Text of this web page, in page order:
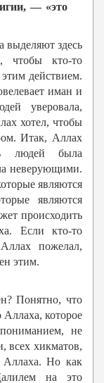
— «это
выделяют здесь
чтобы кто-то
действием.
иман и
уверовала,
хотел, чтобы
Итак, Аллах
людей была
неверующими.
являются
являются
происходить
Если кто-то
пожелал,
этим.
Понятно, что
которое
не
всех хикматов,
Но как
на это